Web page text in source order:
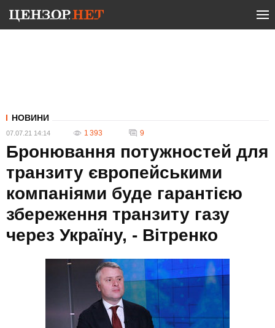
НОВИНИ
07.07.21 14:14 1 393 9
Бронювання потужностей для
транзиту європейськими
компаніями буде гарантією
збереження транзиту газу
через Україну, - Вітренко